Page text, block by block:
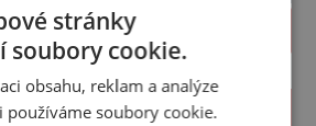
PROLISTOVAT
stránky
soubory cookie.
obsahu, reklam a analýze
používáme soubory cookie.